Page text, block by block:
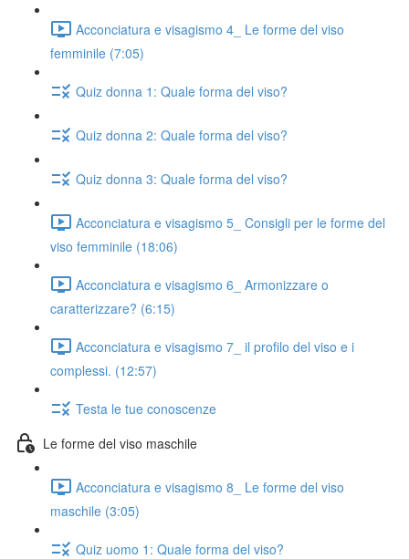
Acconciatura e visagismo 4_ Le forme del viso
femminile (7:05)
Quiz donna 1: Quale forma del viso?
Quiz donna 2: Quale forma del viso?
Quiz donna 3: Quale forma del viso?
Acconciatura e visagismo 5_ Consigli per le forme del
viso femminile (18:06)
Acconciatura e visagismo 6_ Armonizzare o
caratterizzare? (6:15)
Acconciatura e visagismo 7_ il profilo del viso e i
complessi. (12:57)
Testa le tue conoscenze
Le forme del viso maschile
Acconciatura e visagismo 8_ Le forme del viso
maschile (3:05)
Quiz uomo 1: Quale forma del viso?